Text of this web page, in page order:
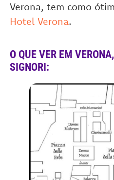
Verona, tem como
Hotel Verona.
O QUE VER EM
SIGNORI: